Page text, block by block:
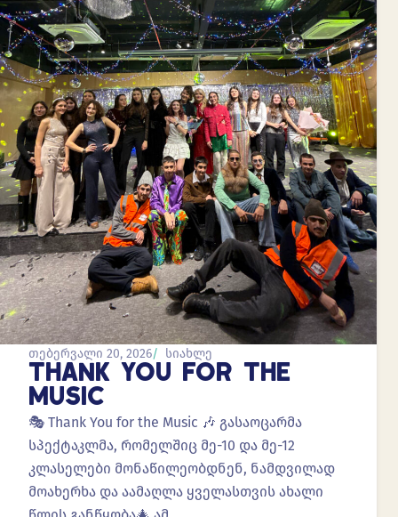
თებერვალი 20, 2026 სიახლე
THANK YOU FOR THE
MUSIC
🎭 Thank You for the Music 🎶 გასაოცარმა
სპექტაკლმა, რომელშიც მე-10 და მე-12
კლასელები მონაწილეობდნენ, ნამდვილად
მოახერხა და აამაღლა ყველასთვის ახალი